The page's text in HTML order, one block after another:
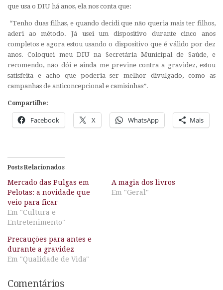
que usa o DIU há anos, ela nos conta que:
“Tenho duas filhas, e quando decidi que não queria mais ter filhos,
aderi ao método. Já usei um dispositivo durante cinco anos
completos e agora estou usando o dispositivo que é válido por dez
anos. Coloquei meu DIU na Secretária Municipal de Saúde, e
recomendo, não dói e ainda me previne contra a gravidez, estou
satisfeita e acho que poderia ser melhor divulgado, como as
campanhas de anticoncepcional e camisinhas”.
Compartilhe:
Facebook X WhatsApp Mais
Posts Relacionados
Mercado das Pulgas em
Pelotas: a novidade que
veio para ficar
Em "Cultura e
Entretenimento"
A magia dos livros
Em "Geral"
Precauções para antes e
durante a gravidez
Em "Qualidade de Vida"
Comentários